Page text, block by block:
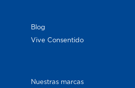
Blog
Vive Consentido
Nuestras marcas